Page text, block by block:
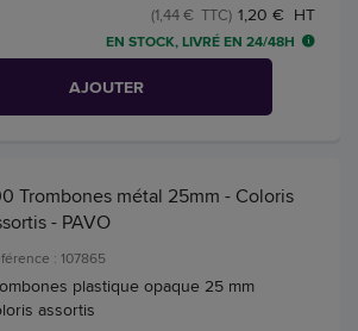
1,20 € HT
(1,44 € TTC)
EN STOCK, LIVRÉ EN 24/48H
AJOUTER
Trombones métal 25mm - Coloris
- PAVO
: 107865
plastique opaque 25 mm
assortis